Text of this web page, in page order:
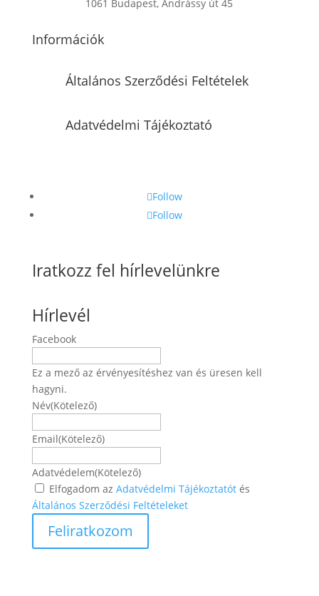
1061 Budapest, Andrássy út 45
Információk
Általános Szerződési Feltételek
Adatvédelmi Tájékoztató
Follow
Follow
Iratkozz fel hírlevelünkre
Hírlevél
Facebook
Ez a mező az érvényesítéshez van és üresen kell
hagyni.
Név(Kötelező)
Email(Kötelező)
Adatvédelem(Kötelező)
Elfogadom az Adatvédelmi Tájékoztatótés
Általános Szerződési Feltételeket